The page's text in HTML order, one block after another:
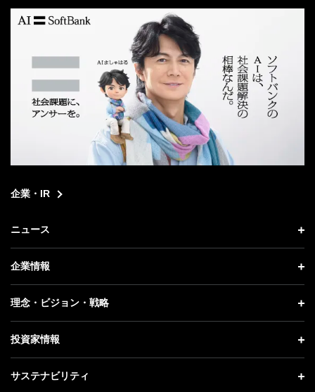
企業・IR
ニュース
ニュース トップ
プレスリリース
更新情報
記者説明会
企業情報
企業情報 トップ
社長メッセージ
事業紹介
理念・ビジョン・戦略
理念・ビジョン・戦略 トップ
成長戦略「Activate AI for Society」
投資家情報
投資家情報 トップ
サステナビリティ